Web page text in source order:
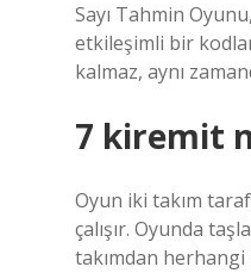
Sayı Tahmin
etkileşimli bir
kalmaz, aynı
7 kiremit
Oyun iki takım
çalışır. Oyunda
takımdan